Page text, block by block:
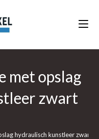
met opslag
zwart
hydraulisch kunstleer zwart